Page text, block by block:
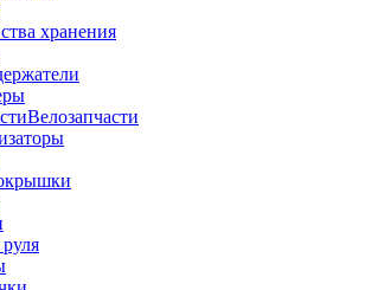
хранения
Велозапчасти